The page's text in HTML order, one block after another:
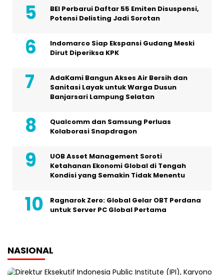
BEI Perbarui Daftar 55 Emiten Disuspensi,
Potensi Delisting Jadi Sorotan
Indomarco Siap Ekspansi Gudang Meski
Dirut Diperiksa KPK
AdaKami Bangun Akses Air Bersih dan
Sanitasi Layak untuk Warga Dusun
Banjarsari Lampung Selatan
Qualcomm dan Samsung Perluas
Kolaborasi Snapdragon
UOB Asset Management Soroti
Ketahanan Ekonomi Global di Tengah
Kondisi yang Semakin Tidak Menentu
Ragnarok Zero: Global Gelar OBT Perdana
untuk Server PC Global Pertama
NASIONAL